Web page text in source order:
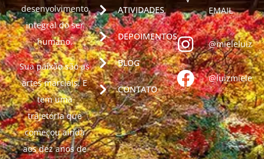
desenvolvimento
integral do ser
humano.
Sua paixão são as
artes marciais. E
tem uma
trajetória que
começou ainda
aos dez anos de
ATIVIDADES
DEPOIMENTOS
BLOG
CONTATO
EMAIL
@mieleluiz
@luizmiele